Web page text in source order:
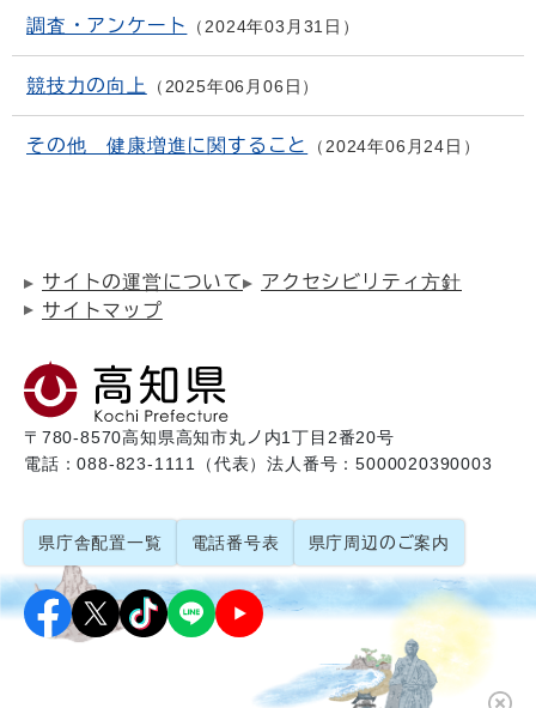
調査・アンケート 2024年03月31日
競技力の向上 2025年06月06日
その他 健康増進に関すること 2024年06月24日
サイトの運営について
アクセシビリティ方針
サイトマップ
〒780-8570高知県高知市丸ノ内1丁目2番20号
電話：088-823-1111（代表）法人番号：5000020390003
県庁舎配置一覧 電話番号表 県庁周辺のご案内